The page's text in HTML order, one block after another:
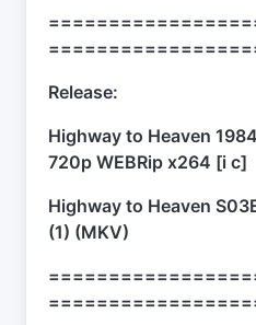
Release:
Highway to Heaven
720p WEBRip x264 [i c]
Highway to Heaven
(1) (MKV)